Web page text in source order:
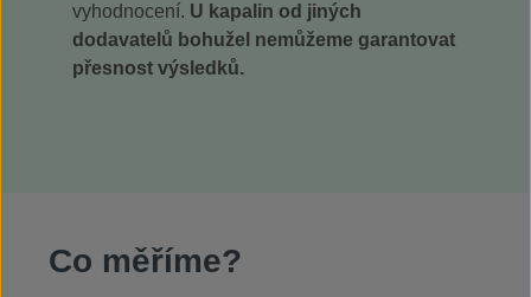
vyhodnocení. U kapalin od jiných
dodavatelů bohužel nemůžeme garantovat
přesnost výsledků.
Co měříme?